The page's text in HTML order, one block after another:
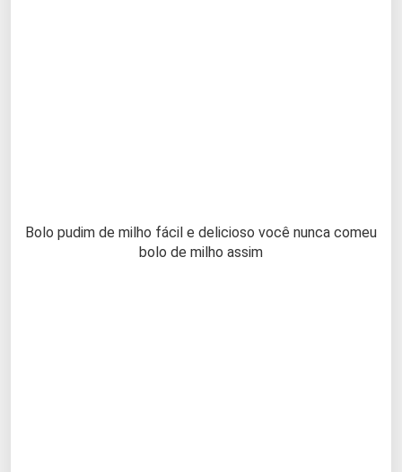
Bolo pudim de milho fácil e delicioso você nunca comeu
bolo de milho assim